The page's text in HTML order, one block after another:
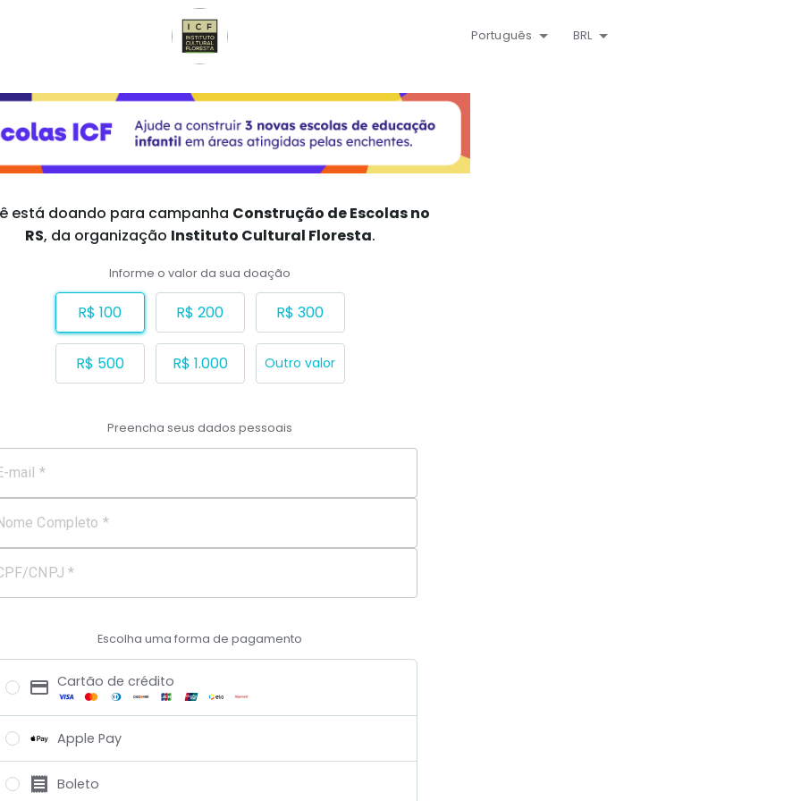
Português BRL
está doando para campanha Construção de Escolas no
RS, da organização Instituto Cultural Floresta.
Informe o valor da sua doação
R$ 100 R$ 200 R$ 300
R$ 500 R$ 1.000 Outro valor
Preencha seus dados pessoais
mail *
Completo *
CNPJ *
Escolha uma forma de pagamento
Cartão de crédito
Apple Pay
Boleto